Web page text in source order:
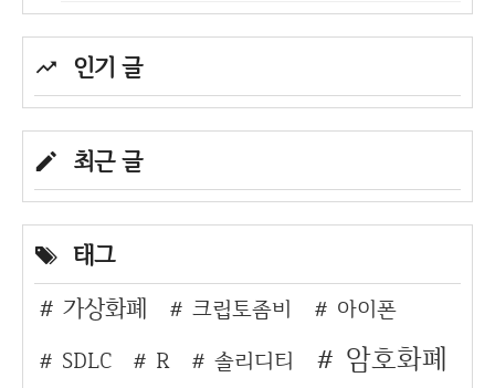
인기 글
최근 글
태그
가상화폐
크립토좀비
아이폰
SDLC
R 솔리디티 암호화폐